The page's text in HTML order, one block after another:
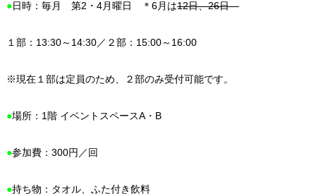
●日時：毎月 第2・4月曜日 ＊6月は12日、26日
１部：13:30～14:30／２部：15:00～16:00
※現在１部は定員のため、２部のみ受付可能です。
●場所：1階 イベントスペースA・B
●参加費：300円／回
●持ち物：タオル、ふた付き飲料